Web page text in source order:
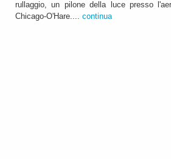
rullaggio, un pilone della luce presso
Chicago-O'Hare.... continua